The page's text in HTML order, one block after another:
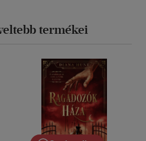
termékei